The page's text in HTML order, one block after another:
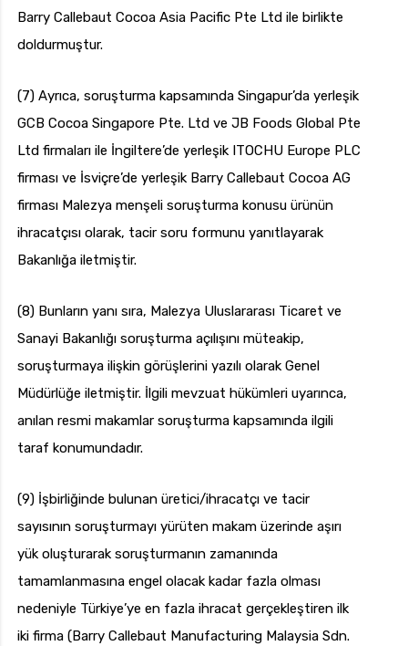
Barry Callebaut Cocoa Asia Pacific Pte Ltd ile birlikte
doldurmuştur.
(7) Ayrıca, soruşturma kapsamında Singapur’da yerleşik
GCB Cocoa Singapore Pte. Ltd ve JB Foods Global Pte
Ltd firmaları ile İngiltere’de yerleşik ITOCHU Europe PLC
firması ve İsviçre’de yerleşik Barry Callebaut Cocoa AG
firması Malezya menşeli soruşturma konusu ürünün
ihracatçısı olarak, tacir soru formunu yanıtlayarak
Bakanlığa iletmiştir.
(8) Bunların yanı sıra, Malezya Uluslararası Ticaret ve
Sanayi Bakanlığı soruşturma açılışını müteakip,
soruşturmaya ilişkin görüşlerini yazılı olarak Genel
Müdürlüğe iletmiştir. İlgili mevzuat hükümleri uyarınca,
anılan resmi makamlar soruşturma kapsamında ilgili
taraf konumundadır.
(9) İşbirliğinde bulunan üretici/ihracatçı ve tacir
sayısının soruşturmayı yürüten makam üzerinde aşırı
yük oluşturarak soruşturmanın zamanında
tamamlanmasına engel olacak kadar fazla olması
nedeniyle Türkiye’ye en fazla ihracat gerçekleştiren ilk
iki firma (Barry Callebaut Manufacturing Malaysia Sdn.